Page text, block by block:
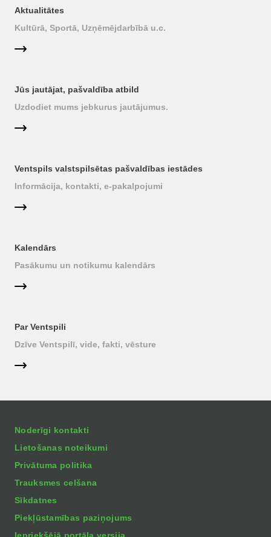
Aktualitātes
Kultūrā, Sportā, Uzņēmējdarbībā u.c.
Jūs jautājat, pašvaldība atbild
Uzdodiet mums jebkurus jautājumus.
Ventspils valstspilsētas pašvaldības iestādes
Informācija, kontakti, e-pakalpojumi
Kalendārs
Pasākumu un notikumu kalendārs
Par Ventspili
Dzīve Ventspilī, vide, fakti, vēsture
Noderīgi kontakti
Lietošanas noteikumi
Privātuma politika
Trauksmes celšana
Sīkdatnes
Piekļūstamības paziņojums